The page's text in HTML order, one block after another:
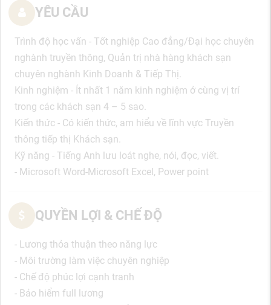
YÊU CẦU
Trình độ học vấn - Tốt nghiệp Cao đẳng/Đại học chuyên
nghành truyền thông, Quản trị nhà hàng khách sạn
chuyên nghành Kinh Doanh & Tiếp Thị.
Kinh nghiệm - Ít nhất 1 năm kinh nghiệm ở cùng vị trí
trong các khách sạn 4 – 5 sao.
Kiến thức - Có kiến thức, am hiểu về lĩnh vực Truyền
thông tiếp thị Khách sạn.
Kỹ năng - Tiếng Anh lưu loát nghe, nói, đọc, viết.
- Microsoft Word-Microsoft Excel, Power point
QUYỀN LỢI & CHẾ ĐỘ
- Lương thỏa thuận theo năng lực
- Môi trường làm việc chuyên nghiệp
- Chế độ phúc lợi cạnh tranh
- Bảo hiểm full lương